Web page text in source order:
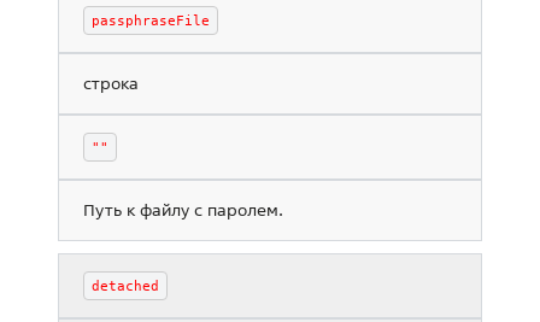
passphraseFile
строка
""
Путь к файлу с паролем.
detached